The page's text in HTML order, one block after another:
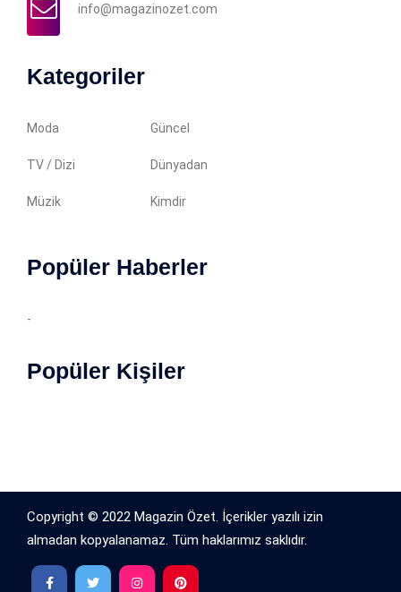
info@magazinozet.com
Kategoriler
Moda Güncel
TV / Dizi Dünyadan
Müzik Kimdir
Popüler Haberler
-
Popüler Kişiler
Copyright © 2022 Magazin Özet. İçerikler yazılı izin
almadan kopyalanamaz. Tüm haklarımız saklıdır.